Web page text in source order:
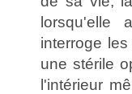
lorsqu'elle
interroge
une stérile
l'intérieur